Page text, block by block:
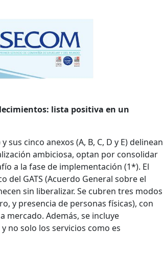
lista positiva en un
cinco anexos (A, B, C, D y E) delinean
ambiciosa, optan por consolidar
a la fase de implementación (1*). El
GATS (Acuerdo General sobre el
sin liberalizar. Se cubren tres modos
y presencia de personas físicas), con
mercado. Además, se incluye
no solo los servicios como es